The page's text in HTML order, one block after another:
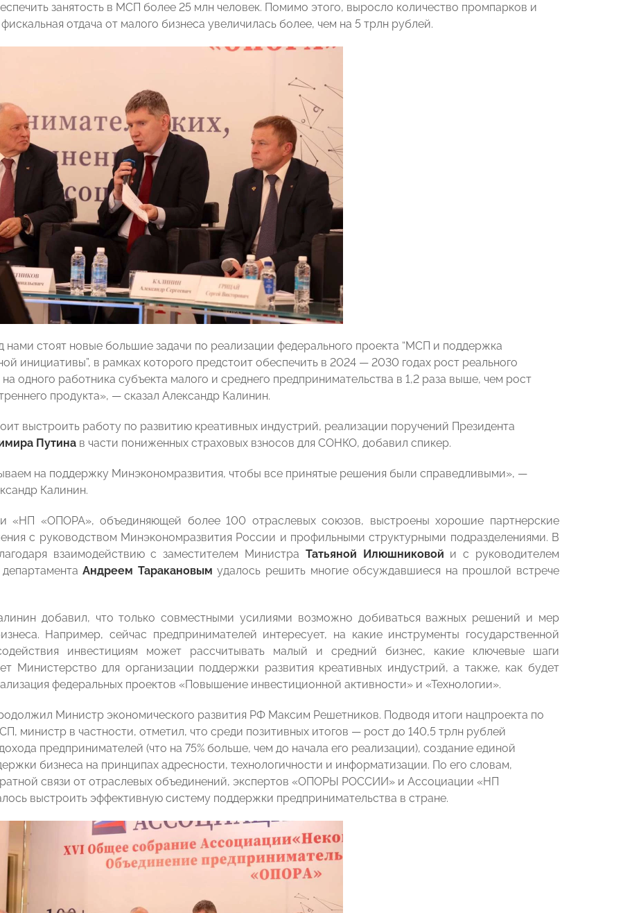
занятость в МСП более 25 млн человек. Помимо этого, выросло количество промпарков и
отдача от малого бизнеса увеличилась более, чем на 5 трлн рублей.
нами стоят новые большие задачи по реализации федерального проекта “МСП и поддержка
инициативы”, в рамках которого предстоит обеспечить в 2024 — 2030 годах рост реального
одного работника субъекта малого и среднего предпринимательства в 1,2 раза выше, чем рост
продукта», — сказал Александр Калинин.
выстроить работу по развитию креативных индустрий, реализации поручений Президента
Путина в части пониженных страховых взносов для СОНКО, добавил спикер.
на поддержку Минэкономразвития, чтобы все принятые решения были справедливыми», —
Калинин.
«НП «ОПОРА», объединяющей более 100 отраслевых союзов, выстроены хорошие партнерские
с руководством Минэкономразвития России и профильными структурными подразделениями. В
взаимодействию с заместителем Министра Татьяной Илюшниковой и с руководителем
Андреем Таракановым удалось решить многие обсуждавшиеся на прошлой встрече
добавил, что только совместными усилиями возможно добиваться важных решений и мер
Например, сейчас предпринимателей интересует, на какие инструменты государственной
инвестициям может рассчитывать малый и средний бизнес, какие ключевые шаги
Министерство для организации поддержки развития креативных индустрий, а также, как будет
федеральных проектов «Повышение инвестиционной активности» и «Технологии».
Министр экономического развития РФ Максим Решетников. Подводя итоги нацпроекта по
министр в частности, отметил, что среди позитивных итогов — рост до 140,5 трлн рублей
предпринимателей (что на 75% больше, чем до начала его реализации), создание единой
бизнеса на принципах адресности, технологичности и информатизации. По его словам,
связи от отраслевых объединений, экспертов «ОПОРЫ РОССИИ» и Ассоциации «НП
выстроить эффективную систему поддержки предпринимательства в стране.